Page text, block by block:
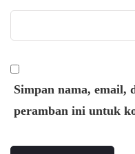
Simpan nama, email,
peramban ini untuk